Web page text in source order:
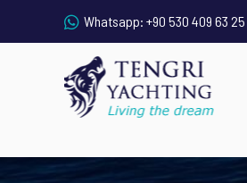
Whatsapp: +90 530 409 63 25